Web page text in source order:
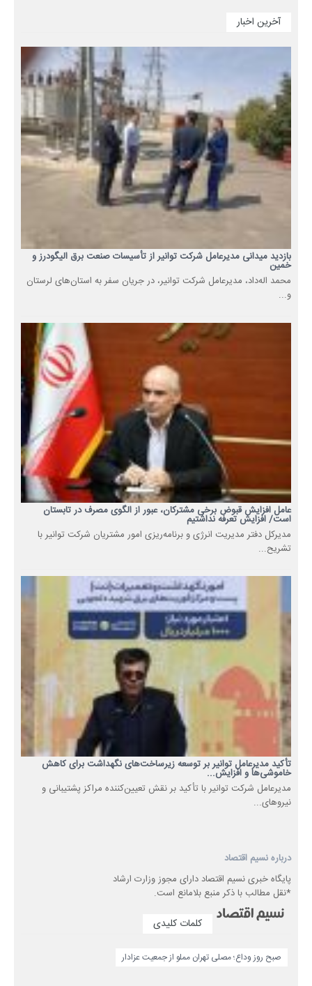
آخرین اخبار
بازدید میدانی مدیرعامل شرکت توانیر از تأسیسات صنعت برق الیگودرز و
خمین
محمد اله‌داد، مدیرعامل شرکت توانیر، در جریان سفر به استان‌های لرستان
و...
عامل افزایش قبوض برخی مشترکان، عبور از الگوی مصرف در تابستان
است/ افزایش تعرفه نداشتیم
مدیرکل دفتر مدیریت انرژی و برنامه‌ریزی امور مشتریان شرکت توانیر با
تشریح...
تأکید مدیرعامل توانیر بر توسعه زیرساخت‌های نگهداشت برای کاهش
خاموشی‌ها و افزایش...
مدیرعامل شرکت توانیر با تأکید بر نقش تعیین‌کننده مراکز پشتیبانی و
نیروهای...
درباره نسیم اقتصاد
پایگاه خبری نسیم اقتصاد دارای مجوز وزارت ارشاد
*نقل مطالب با ذکر منبع بلامانع است.
کلمات کلیدی
صبح روز وداع؛ مصلی تهران مملو از جمعیت عزادار